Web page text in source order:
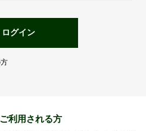
ログイン
利用される方